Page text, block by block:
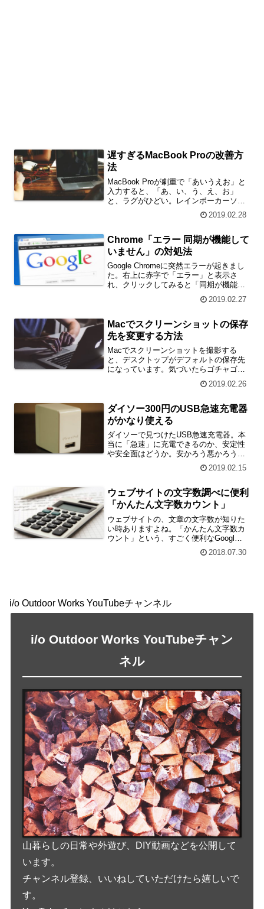
遅すぎるMacBook Proの改善方
法
MacBook Proが劇重で「あいうえお」と
入力すると、「あ、い、う、え、お」
と、ラグがひどい。レインボーカーソル
も登場しまくり、仕事にならないです。
Mid 2012モデルなのでかなり高齢です
紹介します。
2019.02.28
Chrome「エラー 同期が機能して
いません」の対処法
Google Chromeに突然エラーが起きまし
た。右上に赤字で「エラー」と表示さ
れ、クリックしてみると「同期が機能し
ていません ログイン情報が古くなってい
ます」とのこと。このエラーは初めて体
ご紹介します。
2019.02.27
Macでスクリーンショットの保存
先を変更する方法
Macでスクリーンショットを撮影する
と、デスクトップがデフォルトの保存先
になっています。気づいたらゴチャゴチ
ャになっていることも多くて不便なんで
す。今回は、Macでスクリーンショット
た。
2019.02.26
ダイソー300円のUSB急速充電器
がかなり使える
ダイソーで見つけたUSB急速充電器。本
当に「急速」に充電できるのか、安定性
や安全面はどうか。安かろう悪かろう商
品なのか、良コスパ商品なのか。iPad
Air2や、ニンテンドースイッチを充電し
2019.02.15
ウェブサイトの文字数調べに便利
「かんたん文字数カウント」
ウェブサイトの、文章の文字数が知りた
い時ありますよね。「かんたん文字数カ
ウント」という、すごく便利なGoogl
Chrome拡張機能を見つけたので、ご紹介
します。もっと早く知っていたかったこ
2018.07.30
i/o Outdoor Works YouTubeチャンネル
i/o Outdoor Works YouTubeチャン
ネル
山暮らしの日常や外遊び、DIY動画などを公開して
います。
チャンネル登録、いいねしていただけたら嬉しいで
す。